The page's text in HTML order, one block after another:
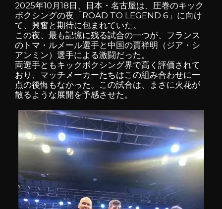
2025年10月18日、日本・名古屋は、圧巻のキック
ボクシングの夜「ROAD TO LEGEND 6」に向け
て、興奮と期待に包まれていた。
この夜、最も記憶に残る試合の一つが、フランス
のトマ・ルメール選手と中国の賈祥明（ジア・シ
アンミン）選手による激闘だった。
両選手ともキックボクシング界で高く評価されて
おり、マッチメーカーたちはこの組み合わせに一
点の後悔もなかった。この試合は、まさに火花が
散るような展開を予感させた。